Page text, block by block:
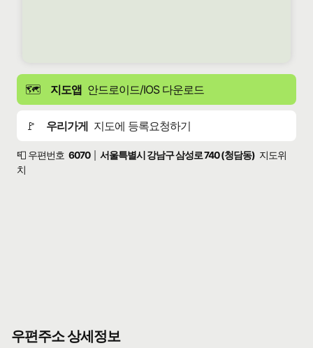
🗺️ 지도앱 안드로이드/IOS 다운로드
🚩 우리가게 지도에 등록요청하기
📮 우편번호 6070 서울특별시 강남구 삼성로 740 (청담동) 지도위
치
우편주소 상세정보